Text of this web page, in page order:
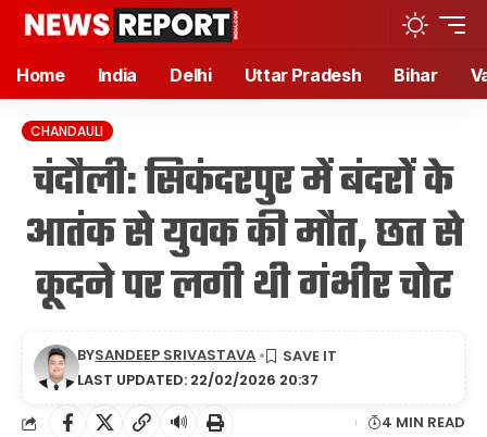
Home India Delhi Uttar Pradesh Bihar
CHANDAULI
चंदौली: सिकंदरपुर में बंदरों के
आतंक से युवक की मौत, छत से
कूदने पर लगी थी गंभीर चोट
LAST UPDATED: 22/02/2026 20:37
BYSANDEEP SRIVASTAVA
🔊 4 MIN READ